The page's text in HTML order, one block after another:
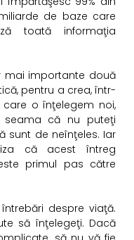
de baze care
toată informaţia
mai importante două
pentru a crea, într-
o înţelegem noi,
că nu puteţi
sunt de neînţeles. Iar
că acest întreg
primul pas către
despre viaţă.
să înţelegeţi. Dacă